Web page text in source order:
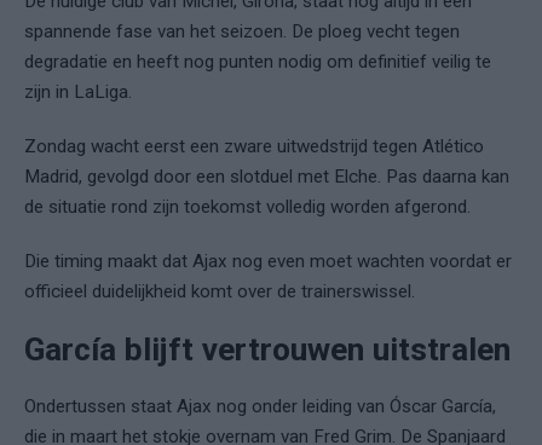
spannende fase van het seizoen. De ploeg vecht tegen
degradatie en heeft nog punten nodig om definitief veilig te
zijn in LaLiga.
Zondag wacht eerst een zware uitwedstrijd tegen Atlético
Madrid, gevolgd door een slotduel met Elche. Pas daarna kan
de situatie rond zijn toekomst volledig worden afgerond.
Die timing maakt dat Ajax nog even moet wachten voordat er
officieel duidelijkheid komt over de trainerswissel.
García blijft vertrouwen uitstralen
Ondertussen staat Ajax nog onder leiding van Óscar García,
die in maart het stokje overnam van Fred Grim. De Spanjaard